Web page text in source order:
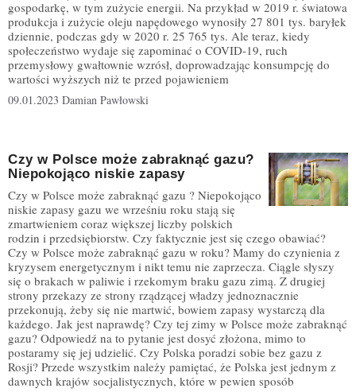
gospodarkę, w tym zużycie energii. Na przykład w 2019 r. światowa
produkcja i zużycie oleju napędowego wynosiły 27 801 tys. baryłek
dziennie, podczas gdy w 2020 r. 25 765 tys. Ale teraz, kiedy
społeczeństwo wydaje się zapominać o COVID-19, ruch
przemysłowy gwałtownie wzrósł, doprowadzając konsumpcję do
wartości wyższych niż te przed pojawieniem
09.01.2023 Damian Pawłowski
Czy w Polsce może zabraknąć gazu?
Niepokojąco niskie zapasy
Czy w Polsce może zabraknąć gazu ? Niepokojąco
niskie zapasy gazu we wrześniu roku stają się
zmartwieniem coraz większej liczby polskich
rodzin i przedsiębiorstw. Czy faktycznie jest się czego obawiać?
Czy w Polsce może zabraknąć gazu w roku? Mamy do czynienia z
kryzysem energetycznym i nikt temu nie zaprzecza. Ciągle słyszy
się o brakach w paliwie i rzekomym braku gazu zimą. Z drugiej
strony przekazy ze strony rządzącej władzy jednoznacznie
przekonują, żeby się nie martwić, bowiem zapasy wystarczą dla
każdego. Jak jest naprawdę? Czy tej zimy w Polsce może zabraknąć
gazu? Odpowiedź na to pytanie jest dosyć złożona, mimo to
postaramy się jej udzielić. Czy Polska poradzi sobie bez gazu z
Rosji? Przede wszystkim należy pamiętać, że Polska jest jednym z
dawnych krajów socjalistycznych, które w pewien sposób